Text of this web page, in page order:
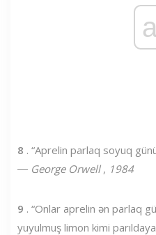
8 . “Aprelin parlaq soyuq
― George Orwell, 1984
9 . “Onlar aprelin ən parlaq
yuyulmuş limon kimi